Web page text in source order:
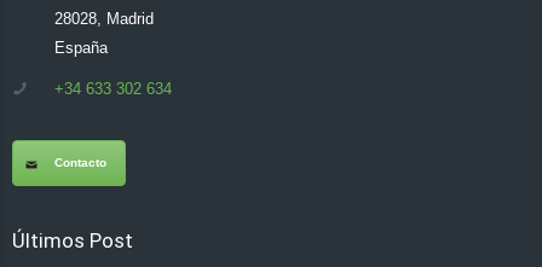
28028, Madrid
España
+34 633 302 634
Contacto
Últimos Post